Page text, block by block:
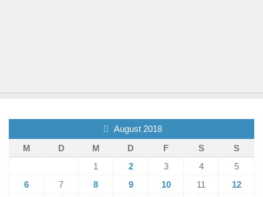
August 2018
M
D M D F S
S
1
2 3 4
5
6
7 8 9 10 11
12